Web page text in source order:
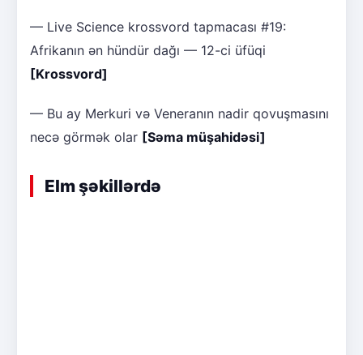
— Live Science krossvord tapmacası #19:
Afrikanın ən hündür dağı — 12-ci üfüqi
[Krossvord]
— Bu ay Merkuri və Veneranın nadir qovuşmasını
necə görmək olar [Səma müşahidəsi]
Elm şəkillərdə